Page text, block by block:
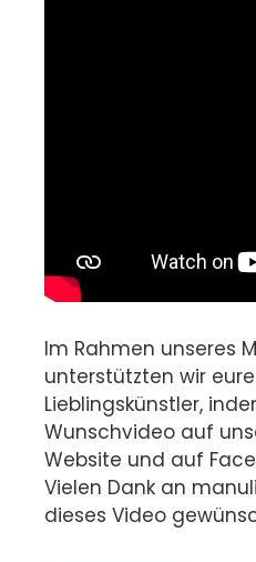
Im Rahmen unseres
unterstützten wir
Lieblingskünstler,
Wunschvideo auf
Website und auf
Vielen Dank an
dieses Video